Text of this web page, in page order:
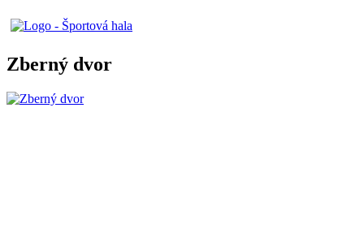
Zberný dvor